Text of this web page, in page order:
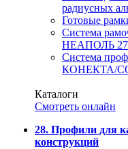
радиусных
Готовые
Система
НЕАПОЛЬ
Система
КОНЕКТА/
Каталоги
Смотреть онлайн
28. Профили для
конструкций